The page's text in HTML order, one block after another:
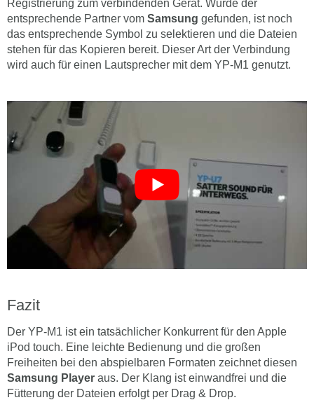
Registrierung zum verbindenden Gerät. Wurde der
entsprechende Partner vom Samsung gefunden, ist noch
das entsprechende Symbol zu selektieren und die Dateien
stehen für das Kopieren bereit. Dieser Art der Verbindung
wird auch für einen Lautsprecher mit dem YP-M1 genutzt.
Fazit
Der YP-M1 ist ein tatsächlicher Konkurrent für den Apple
iPod touch. Eine leichte Bedienung und die großen
Freiheiten bei den abspielbaren Formaten zeichnet diesen
Samsung Player aus. Der Klang ist einwandfrei und die
Fütterung der Dateien erfolgt per Drag & Drop.